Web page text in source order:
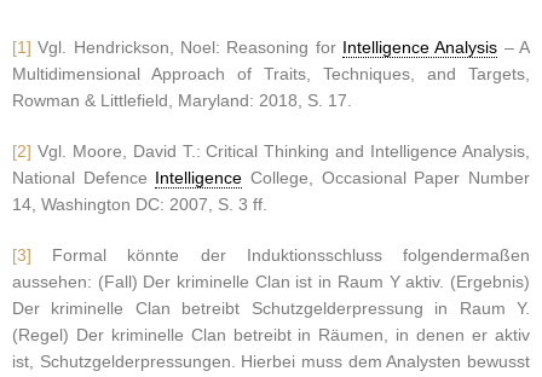
[1] Vgl. Hendrickson, Noel: Reasoning for Intelligence Analysis – A
Multidimensional Approach of Traits, Techniques, and Targets,
Rowman & Littlefield, Maryland: 2018, S. 17.
[2] Vgl. Moore, David T.: Critical Thinking and Intelligence Analysis,
National Defence Intelligence College, Occasional Paper Number
14, Washington DC: 2007, S. 3 ff.
[3] Formal könnte der Induktionsschluss folgendermaßen
aussehen: (Fall) Der kriminelle Clan ist in Raum Y aktiv. (Ergebnis)
Der kriminelle Clan betreibt Schutzgelderpressung in Raum Y.
(Regel) Der kriminelle Clan betreibt in Räumen, in denen er aktiv
ist, Schutzgelderpressungen. Hierbei muss dem Analysten bewusst